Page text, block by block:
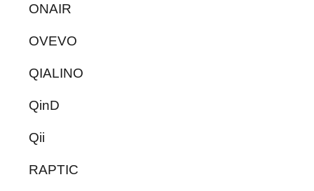
ONAIR
OVEVO
QIALINO
QinD
Qii
RAPTIC